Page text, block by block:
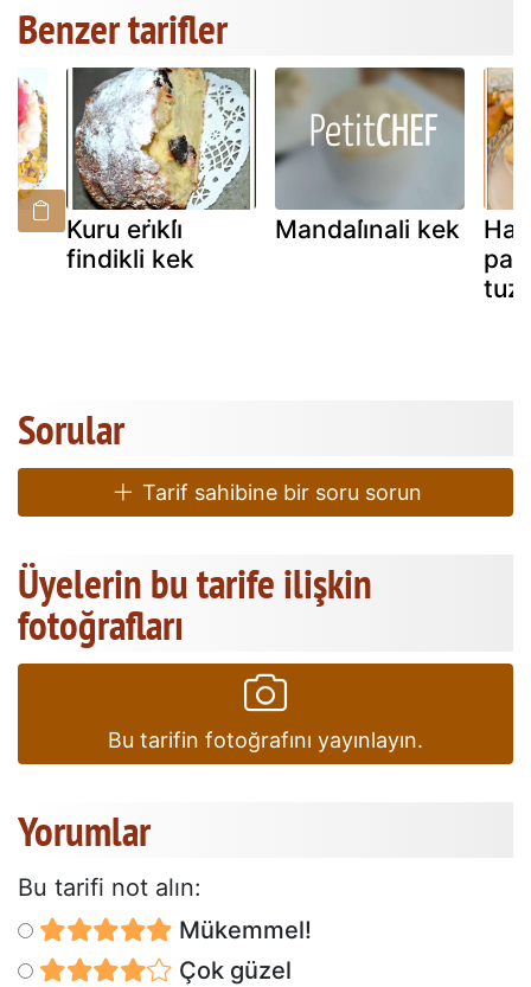
Benzer tarifler
Kuru eri̇kli̇
findikli kek
Mandali̇nali kek
Sorular
Tarif sahibine bir soru sorun
Üyelerin bu tarife ilişkin
fotoğrafları
Bu tarifin fotoğrafını yayınlayın.
Yorumlar
Bu tarifi not alın:
Mükemmel!
Çok güzel